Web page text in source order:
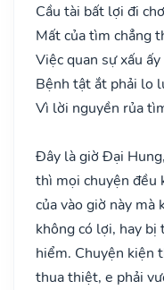
Cầu tài bất lợi đi
Mất của tìm chẳng
Việc quan sự xấu
Bệnh tật ắt phải lo
Vì lời nguyền rủa
Đây là giờ Đại
thì mọi chuyện đều
của vào giờ này mà
không có lợi, hay bị
hiểm. Chuyện kiện
thua thiệt, e phải